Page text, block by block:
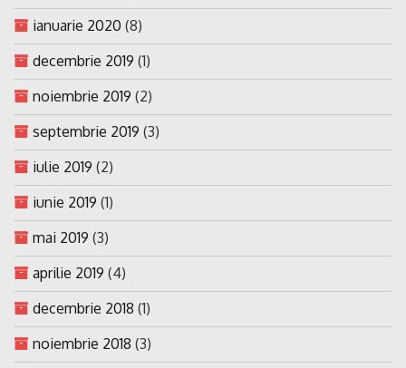
ianuarie 2020 (8)
decembrie 2019 (1)
noiembrie 2019 (2)
septembrie 2019 (3)
iulie 2019 (2)
iunie 2019 (1)
mai 2019 (3)
aprilie 2019 (4)
decembrie 2018 (1)
noiembrie 2018 (3)